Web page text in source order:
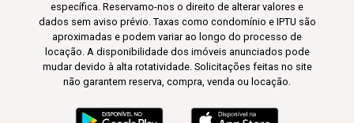
específica. Reservamo-nos o direito de alterar valores e
dados sem aviso prévio. Taxas como condomínio e IPTU são
aproximadas e podem variar ao longo do processo de
locação. A disponibilidade dos imóveis anunciados pode
mudar devido à alta rotatividade. Solicitações feitas no site
não garantem reserva, compra, venda ou locação.